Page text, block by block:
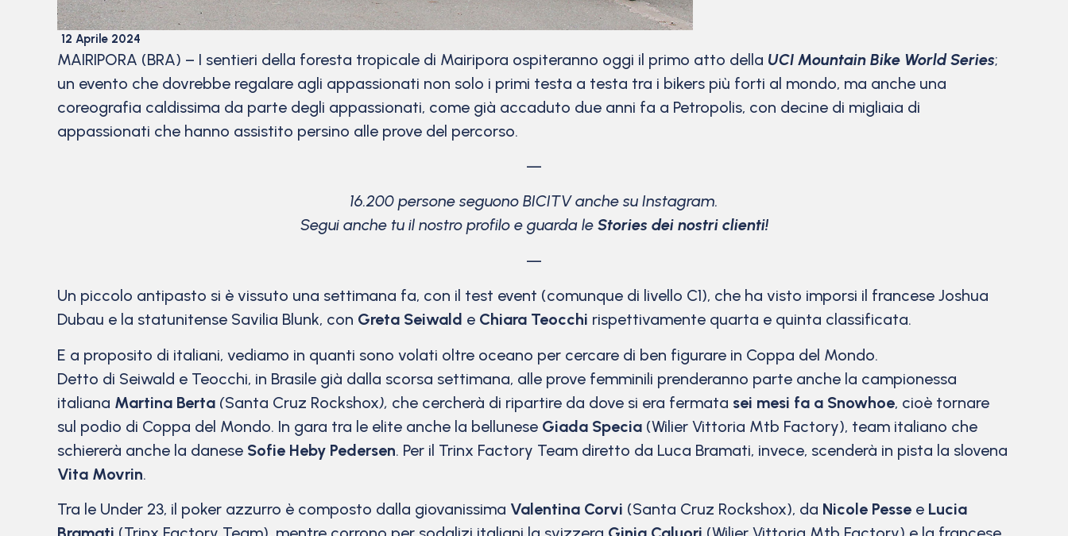
12 Aprile 2024
MAIRIPORA (BRA) – I sentieri della foresta tropicale di Mairipora ospiteranno oggi il primo atto della UCI Mountain Bike World Series;
un evento che dovrebbe regalare agli appassionati non solo i primi testa a testa tra i bikers più forti al mondo, ma anche una
coreografia caldissima da parte degli appassionati, come già accaduto due anni fa a Petropolis, con decine di migliaia di
appassionati che hanno assistito persino alle prove del percorso.
—
16.200 persone seguono BICITV anche su Instagram.
Segui anche tu il nostro profilo e guarda le Stories dei nostri clienti!
—
Un piccolo antipasto si è vissuto una settimana fa, con il test event (comunque di livello C1), che ha visto imporsi il francese Joshua
Dubau e la statunitense Savilia Blunk, con Greta Seiwald e Chiara Teocchi rispettivamente quarta e quinta classificata.
E a proposito di italiani, vediamo in quanti sono volati oltre oceano per cercare di ben figurare in Coppa del Mondo.
Detto di Seiwald e Teocchi, in Brasile già dalla scorsa settimana, alle prove femminili prenderanno parte anche la campionessa
italiana Martina Berta (Santa Cruz Rockshox), che cercherà di ripartire da dove si era fermata sei mesi fa a Snowhoe, cioè tornare
sul podio di Coppa del Mondo. In gara tra le elite anche la bellunese Giada Specia (Wilier Vittoria Mtb Factory), team italiano che
schiererà anche la danese Sofie Heby Pedersen. Per il Trinx Factory Team diretto da Luca Bramati, invece, scenderà in pista la slovena
Vita Movrin.
Tra le Under 23, il poker azzurro è composto dalla giovanissima Valentina Corvi (Santa Cruz Rockshox), da Nicole Pesse e Lucia